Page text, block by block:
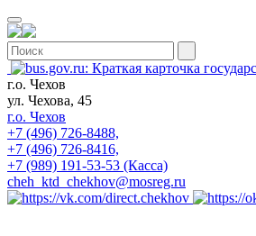
г.о. Чехов
ул. Чехова, 45
г.о. Чехов
+7 (496) 726-8488,
+7 (496) 726-8416,
+7 (989) 191-53-53 (Касса)
cheh_ktd_chekhov@mosreg.ru